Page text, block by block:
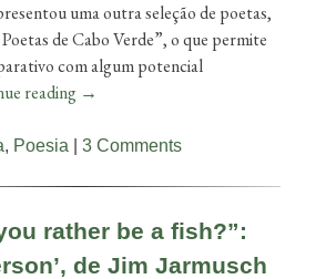
uma outra seleção de poetas,
de Cabo Verde”, o que permite
com algum potencial
reading →
, Poesia |3 Comments
rather be a fish?”:
de Jim Jarmusch